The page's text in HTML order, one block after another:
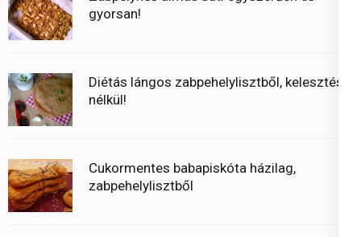
gyorsan!
Diétás lángos zabpehelylisztből, kelesztés
nélkül!
Cukormentes babapiskóta házilag,
zabpehelylisztből